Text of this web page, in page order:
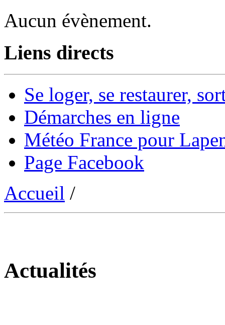
Aucun évènement.
Liens directs
Se loger, se restaurer,
Démarches en ligne
Météo France pour
Page Facebook
Accueil /
Actualités